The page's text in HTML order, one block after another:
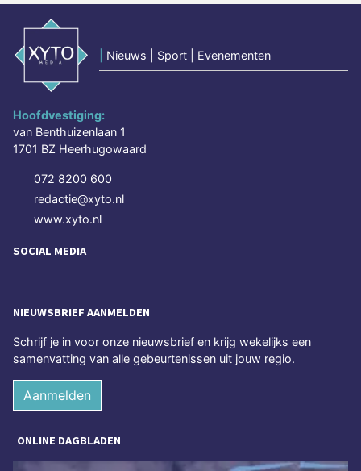
Nieuws | Sport | Evenementen
Hoofdvestiging:
van Benthuizenlaan 1
1701 BZ Heerhugowaard
072 8200 600
redactie@xyto.nl
www.xyto.nl
SOCIAL MEDIA
NIEUWSBRIEF AANMELDEN
Schrijf je in voor onze nieuwsbrief en krijg wekelijks een
samenvatting van alle gebeurtenissen uit jouw regio.
Aanmelden
ONLINE DAGBLADEN